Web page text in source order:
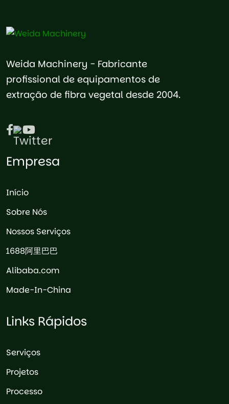
Weida Machinery - Fabricante
profissional de equipamentos de
extração de fibra vegetal desde 2004.
Empresa
Início
Sobre Nós
Nossos Serviços
1688阿里巴巴
Alibaba.com
Made-In-China
Links Rápidos
Serviços
Projetos
Processo